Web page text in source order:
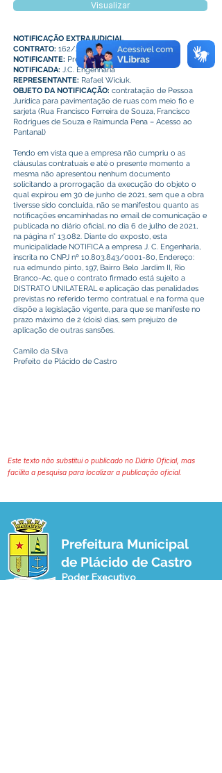
Visualizar
NOTIFICAÇÃO EXTRAJUDICIAL
CONTRATO: 162/2020
NOTIFICANTE: Prefeitura de Plácido de Castro
NOTIFICADA: J.C. Engenharia
REPRESENTANTE: Rafael Wiciuk.
OBJETO DA NOTIFICAÇÃO: contratação de Pessoa
Jurídica para pavimentação de ruas com meio fio e
sarjeta (Rua Francisco Ferreira de Souza, Francisco
Rodrigues de Souza e Raimunda Pena – Acesso ao
Pantanal)
Tendo em vista que a empresa não cumpriu o as
cláusulas contratuais e até o presente momento a
mesma não apresentou nenhum documento
solicitando a prorrogação da execução do objeto o
qual expirou em 30 de junho de 2021, sem que a obra
tiversse sido concluída, não se manifestou quanto as
notificações encaminhadas no email de comunicação e
publicada no diário oficial, no dia 6 de julho de 2021,
na página n° 13.082. Diante do exposto, esta
municipalidade NOTIFICA a empresa J. C. Engenharia,
inscrita no CNPJ nº 10.803.843/0001-80, Endereço:
rua edmundo pinto, 197, Bairro Belo Jardim II, Rio
Branco-Ac, que o contrato firmado está sujeito a
DISTRATO UNILATERAL e aplicação das penalidades
previstas no referido termo contratual e na forma que
dispõe a legislação vigente, para que se manifeste no
prazo máximo de 2 (dois) dias, sem prejuízo de
aplicação de outras sansões.
Camilo da Silva
Prefeito de Plácido de Castro
Este texto não substitui o publicado no Diário Oficial, mas
facilita a pesquisa para localizar a publicação oficial.
Prefeitura Municipal
de Plácido de Castro
Poder Executivo